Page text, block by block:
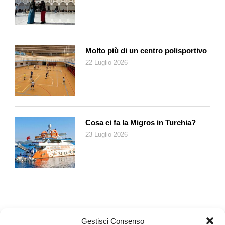
Gestisci Consenso
d’arte e che dal 1975, dopo essere stato smontato e rimontato,
fa parte della collezione del Centre Pompidou di Parigi – era
diventato il luogo di ritrovo per tutta quella serie di esperienze
all’incrocio tra Nouveau Réalisme e Fluxus che vanno sotto il
nome di École de Nice. Oltre a Ben, gli artisti che ne facevano
parte erano Yves Klein, Arman, Martial Raysse, George
Brecht e Robert Filliou, ossia alcuni dei principali esponenti di
quella generazione che per prima nell’Europa del secondo
dopoguerra ha cercato di fare i conti con l’ingombrante lascito
duchampiano. Come affermava Ben, il gesto di Duchamp, che
nel 1914 aveva preso un oggetto qualsiasi (il famoso
scolabottiglie) e l’aveva trasformato in arte semplicemente
designandolo come tale, è stato l’atto fondativo dell’arte
contemporanea.
Molto più di un centro polisportivo
22 Luglio 2026
Cosa ci fa la Migros in Turchia?
23 Luglio 2026